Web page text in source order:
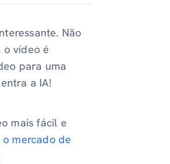
Não
o vídeo é
para uma
a IA!
mais fácil e
o mercado de